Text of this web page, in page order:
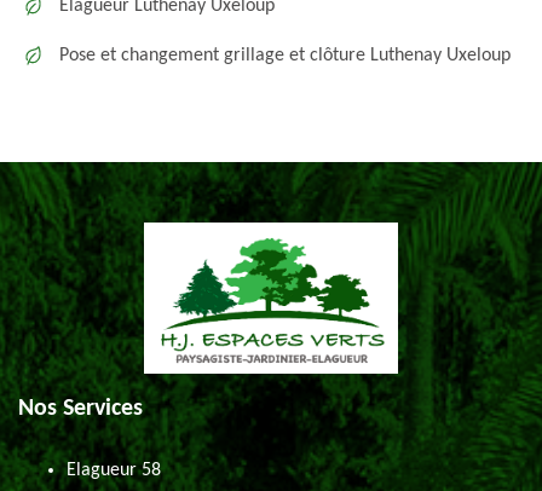
Elagueur Luthenay Uxeloup
Pose et changement grillage et clôture Luthenay Uxeloup
Nos Services
Elagueur 58